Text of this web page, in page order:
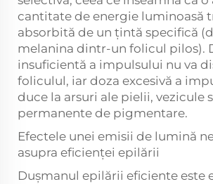
cantitate de energie luminoasă
absorbită de un țintă specifică
melanina dintr-un folicul pilos).
insuficientă a impulsului nu va
foliculul, iar doza excesivă a
duce la arsuri ale pielii, vezicule
permanente de pigmentare.
Efectele unei emisii de lumină
asupra eficienței epilării
Dușmanul epilării eficiente este